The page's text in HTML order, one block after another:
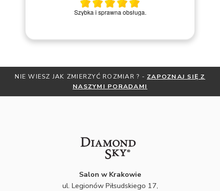
Szybka i sprawna obsługa.
NIE WIESZ JAK ZMIERZYĆ ROZMIAR ? - ZAPOZNAJ SIĘ Z
NASZYMI PORADAMI
Salon w Krakowie
ul. Legionów Piłsudskiego 17,